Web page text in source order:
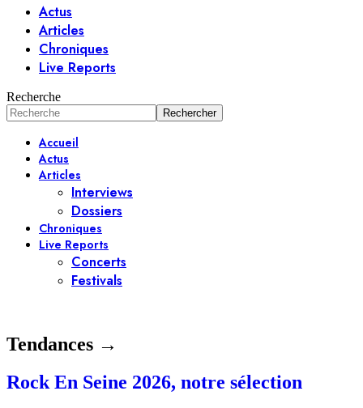
Actus
Articles
Chroniques
Live Reports
Recherche
Accueil
Actus
Articles
Interviews
Dossiers
Chroniques
Live Reports
Concerts
Festivals
Tendances →
Rock En Seine 2026, notre sélection